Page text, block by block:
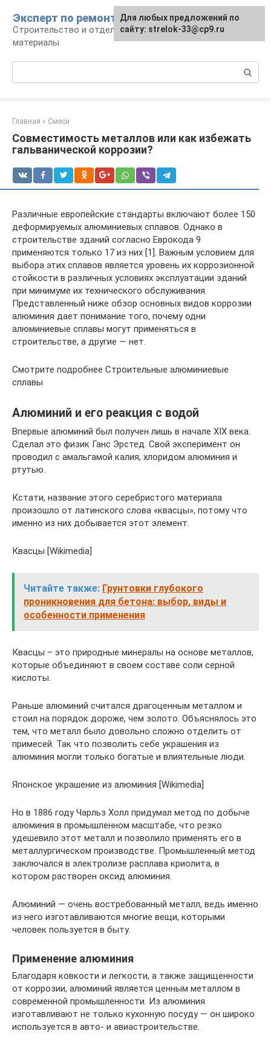
контенту
Эксперт по ремонту
Строительство и отделка: работы и
материалы
Главная » Смеси
Совместимость металлов или как избежать
гальванической коррозии?
Различные европейские стандарты включают более 150
деформируемых алюминиевых сплавов. Однако в
строительстве зданий согласно Еврокода 9
применяются только 17 из них [1]. Важным условием для
выбора этих сплавов является уровень их коррозионной
стойкости в различных условиях эксплуатации зданий
при минимуме их технического обслуживания.
Представленный ниже обзор основных видов коррозии
алюминия дает понимание того, почему одни
алюминиевые сплавы могут применяться в
строительстве, а другие — нет.
Смотрите подробнее Строительные алюминиевые
сплавы
Алюминий и его реакция с водой
Впервые алюминий был получен лишь в начале XIX века.
Cделал это физик Ганс Эрстед. Свой эксперимент он
проводил с амальгамой калия, хлоридом алюминия и
ртутью.
Кстати, название этого серебристого материала
произошло от латинского слова «квасцы», потому что
именно из них добывается этот элемент.
Квасцы [Wikimedia]
Читайте также: Грунтовки глубокого
проникновения для бетона: выбор, виды и
особенности применения
Квасцы – это природные минералы на основе металлов,
которые объединяют в своем составе соли серной
кислоты.
Раньше алюминий считался драгоценным металлом и
стоил на порядок дороже, чем золото. Объяснялось это
тем, что металл было довольно сложно отделить от
примесей. Так что позволить себе украшения из
алюминия могли только богатые и влиятельные люди.
Японское украшение из алюминия [Wikimedia]
Но в 1886 году Чарльз Холл придумал метод по добыче
алюминия в промышленном масштабе, что резко
удешевило этот металл и позволило применять его в
металлургическом производстве. Промышленный метод
заключался в электролизе расплава криолита, в
котором растворен оксид алюминия.
Алюминий — очень востребованный металл, ведь именно
из него изготавливаются многие вещи, которыми
человек пользуется в быту.
Применение алюминия
Благодаря ковкости и легкости, а также защищенности
от коррозии, алюминий является ценным металлом в
современной промышленности. Из алюминия
изготавливают не только кухонную посуду — он широко
используется в авто- и авиастроительстве.
Для любых предложений по
сайту: strelok-33@cp9.ru
Для любых предложений по
сайту: strelok-33@cp9.ru